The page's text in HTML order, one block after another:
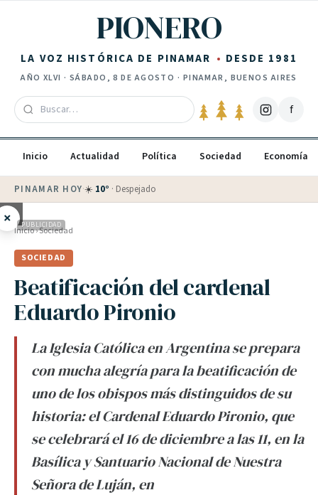
PIONERO
LA VOZ HISTÓRICA DE PINAMAR DESDE 1981
AÑO XLVI · SÁBADO, 8 DE AGOSTO · PINAMAR, BUENOS AIRES
f
Inicio Actualidad Política Sociedad Economía
PINAMAR HOY·☀️ 10° · Despejado
× PUBLICIDAD
Inicio›Sociedad
SOCIEDAD
Beatificación del cardenal
Eduardo Pironio
La Iglesia Católica en Argentina se prepara
con mucha alegría para la beatificación de
uno de los obispos más distinguidos de su
historia: el Cardenal Eduardo Pironio, que
se celebrará el 16 de diciembre a las 11, en la
Basílica y Santuario Nacional de Nuestra
Señora de Luján, en